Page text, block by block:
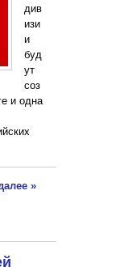
див
изи
и
буд
ут
соз
и одна
»